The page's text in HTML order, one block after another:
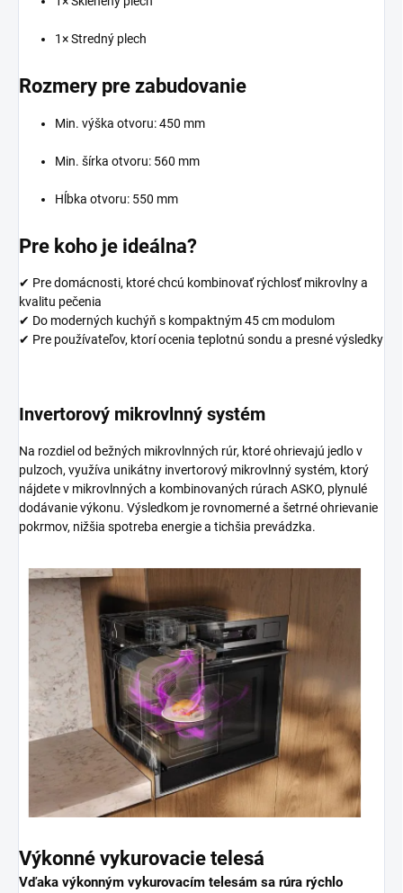
1× Stredný plech
Rozmery pre zabudovanie
Min. výška otvoru: 450 mm
Min. šírka otvoru: 560 mm
Hĺbka otvoru: 550 mm
Pre koho je ideálna?
✔ Pre domácnosti, ktoré chcú kombinovať rýchlosť mikrovlny a
kvalitu pečenia
✔ Do moderných kuchýň s kompaktným 45 cm modulom
✔ Pre používateľov, ktorí ocenia teplotnú sondu a presné výsledky
Invertorový mikrovlnný systém
Na rozdiel od bežných mikrovlnných rúr, ktoré ohrievajú jedlo v
pulzoch, využíva unikátny invertorový mikrovlnný systém, ktorý
nájdete v mikrovlnných a kombinovaných rúrach ASKO, plynulé
dodávanie výkonu. Výsledkom je rovnomerné a šetrné ohrievanie
pokrmov, nižšia spotreba energie a tichšia prevádzka.
Výkonné vykurovacie telesá
Vďaka výkonným vykurovacím telesám sa rúra rýchlo